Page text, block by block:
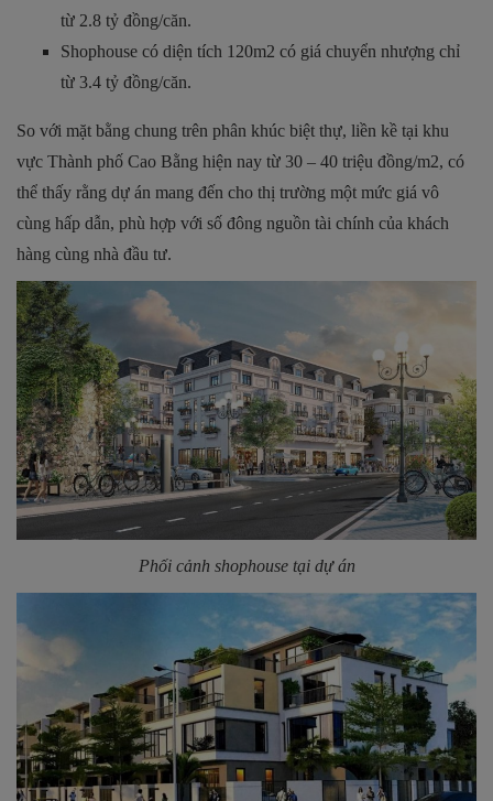
từ 2.8 tỷ đồng/căn.
Shophouse có diện tích 120m2 có giá chuyển nhượng chỉ
từ 3.4 tỷ đồng/căn.
So với mặt bằng chung trên phân khúc biệt thự, liền kề tại khu
vực Thành phố Cao Bằng hiện nay từ 30 – 40 triệu đồng/m2, có
thể thấy rằng dự án mang đến cho thị trường một mức giá vô
cùng hấp dẫn, phù hợp với số đông nguồn tài chính của khách
hàng cùng nhà đầu tư.
Phối cảnh shophouse tại dự án